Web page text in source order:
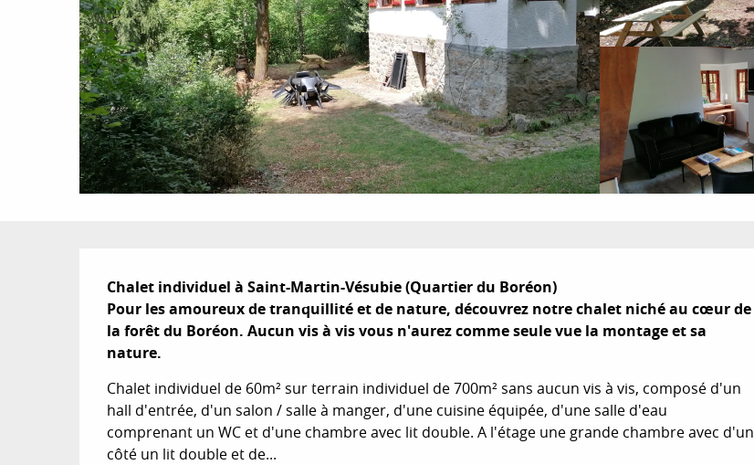
Description
Chalet individuel à Saint-Martin-Vésubie (Quartier du Boréon)
Pour les amoureux de tranquillité et de nature, découvrez notre chalet niché au cœur de
la forêt du Boréon. Aucun vis à vis vous n'aurez comme seule vue la montage et sa
nature.
Chalet individuel de 60m² sur terrain individuel de 700m² sans aucun vis à vis, composé d'un
hall d'entrée, d'un salon / salle à manger, d'une cuisine équipée, d'une salle d'eau
comprenant un WC et d'une chambre avec lit double. A l'étage une grande chambre avec d'un
côté un lit double et de...